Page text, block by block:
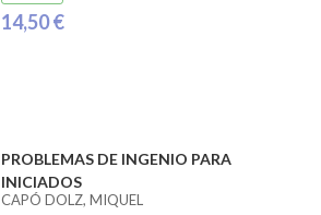
14,50 €
PROBLEMAS DE INGENIO PARA
INICIADOS
CAPÓ DOLZ, MIQUEL